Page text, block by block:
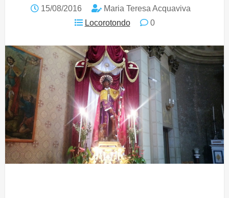
15/08/2016
Maria Teresa Acquaviva
Locorotondo
0